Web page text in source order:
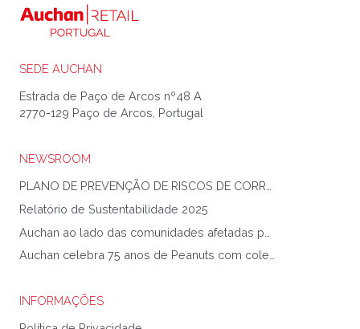
SEDE AUCHAN
Estrada de Paço de Arcos nº48 A
2770-129 Paço de Arcos, Portugal
NEWSROOM
Relatório de Sustentabilidade 2025
Auchan celebra 75 anos de Peanuts com coleção exclusiva
INFORMAÇÕES